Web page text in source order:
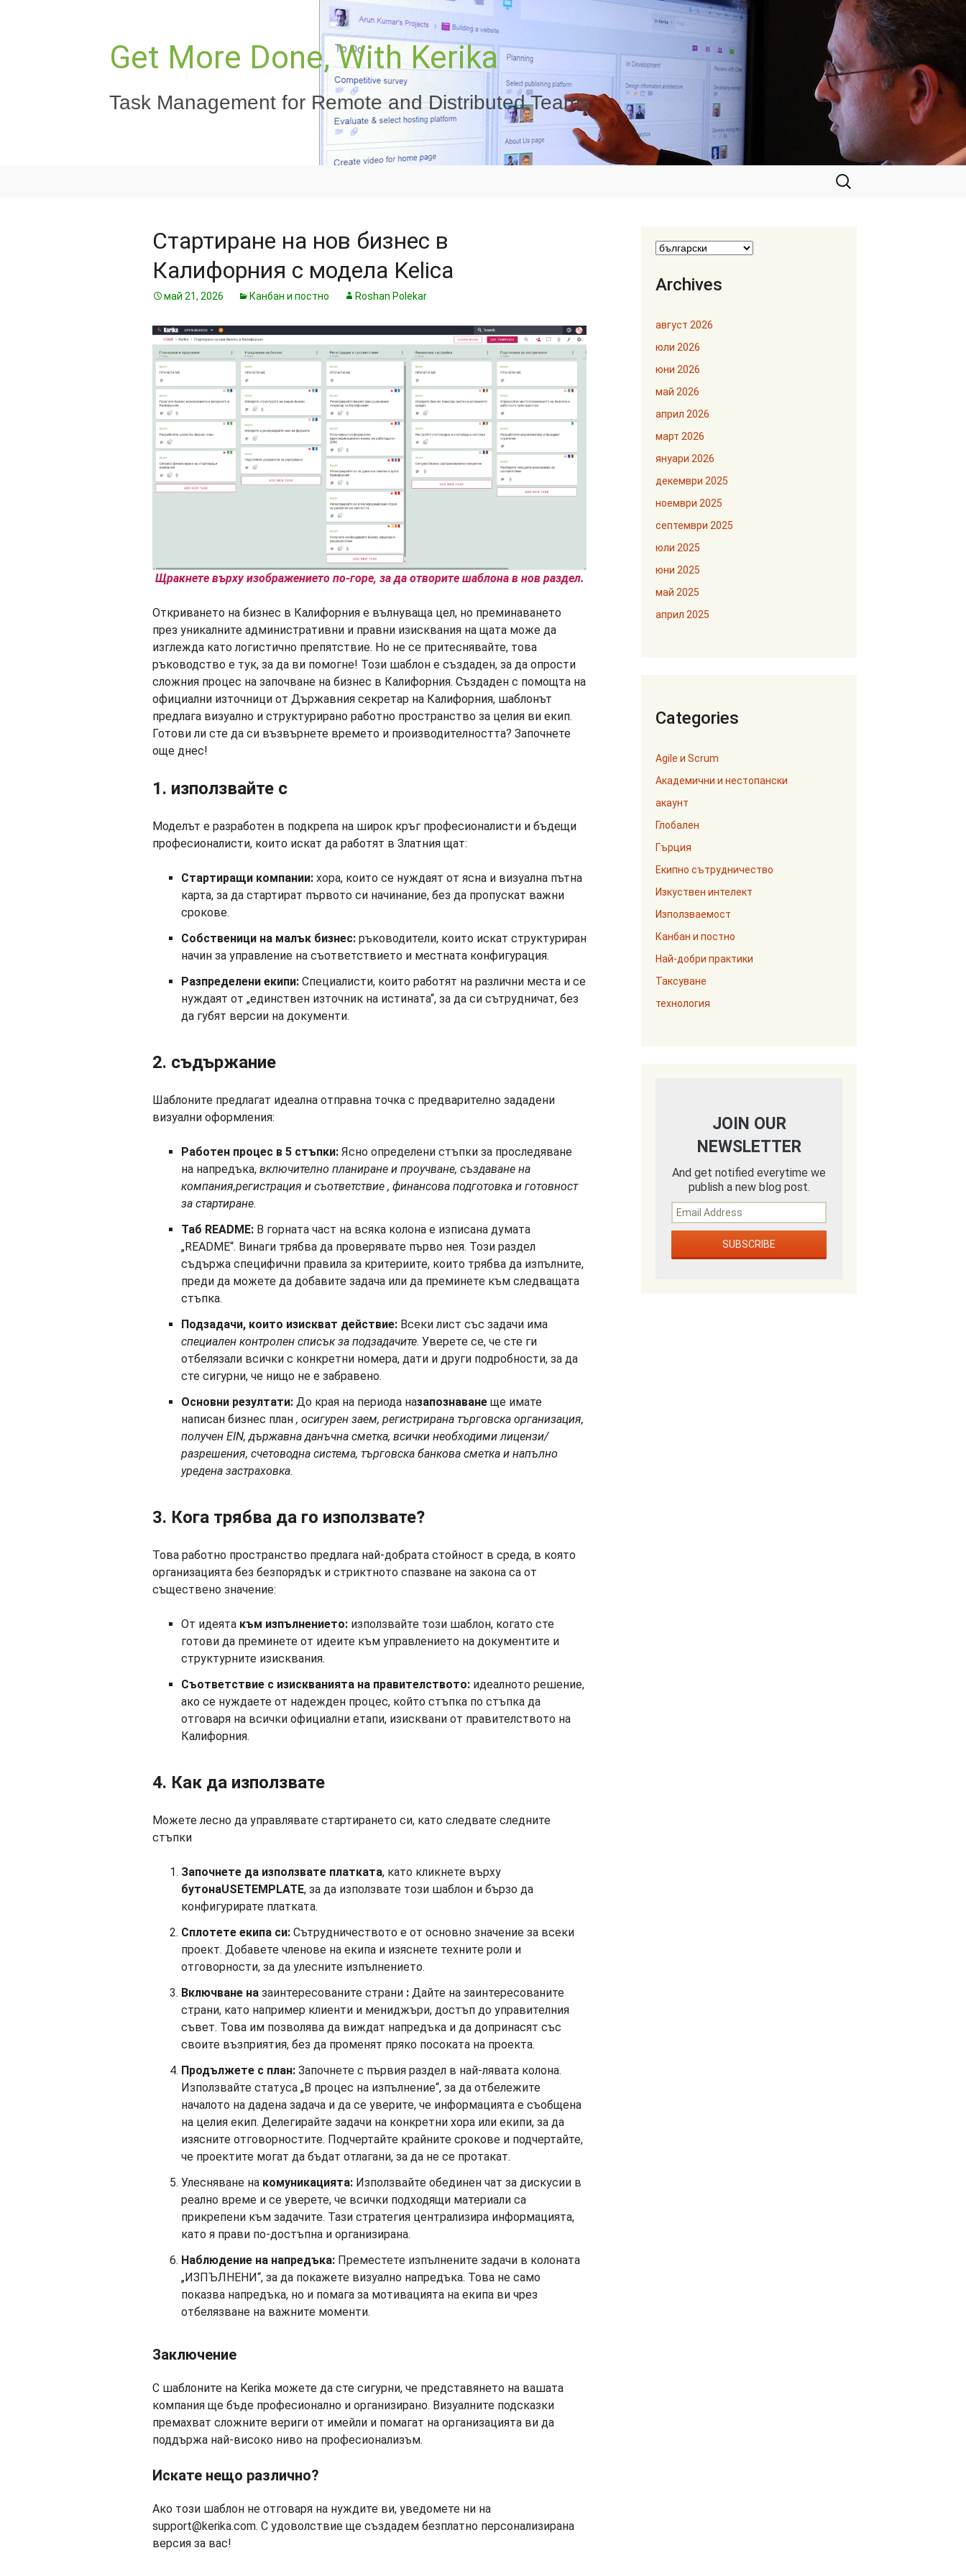
Get More Done, With Kerika
Task Management for Remote and Distributed Teams
Търсене
за:
Стартиране на нов бизнес в
Калифорния с модела Kelica
май 21, 2026 Канбан и постно Roshan Polekar
Щракнете върху изображението по-горе, за да отворите шаблона в нов раздел.
Откриването на бизнес в Калифорния е вълнуваща цел, но преминаването
през уникалните административни и правни изисквания на щата може да
изглежда като логистично препятствие. Но не се притеснявайте, това
ръководство е тук, за да ви помогне! Този шаблон е създаден, за да опрости
сложния процес на започване на бизнес в Калифорния. Създаден с помощта на
официални източници от Държавния секретар на Калифорния, шаблонът
предлага визуално и структурирано работно пространство за целия ви екип.
Готови ли сте да си възвърнете времето и производителността? Започнете
още днес!
1. използвайте с
Моделът е разработен в подкрепа на широк кръг професионалисти и бъдещи
професионалисти, които искат да работят в Златния щат:
Стартиращи компании: хора, които се нуждаят от ясна и визуална пътна
карта, за да стартират първото си начинание, без да пропускат важни
срокове.
Собственици на малък бизнес: ръководители, които искат структуриран
начин за управление на съответствието и местната конфигурация.
Разпределени екипи: Специалисти, които работят на различни места и се
нуждаят от „единствен източник на истината“, за да си сътрудничат, без
да губят версии на документи.
2. съдържание
Шаблоните предлагат идеална отправна точка с предварително зададени
визуални оформления:
Работен процес в 5 стъпки: Ясно определени стъпки за проследяване
на напредъка, включително планиране и проучване, създаване на
компания,регистрация и съответствие , финансова подготовка и готовност
за стартиране.
Таб README: В горната част на всяка колона е изписана думата
„README“. Винаги трябва да проверявате първо нея. Този раздел
съдържа специфични правила за критериите, които трябва да изпълните,
преди да можете да добавите задача или да преминете към следващата
стъпка.
Подзадачи, които изискват действие: Всеки лист със задачи има
специален контролен списък за подзадачите. Уверете се, че сте ги
отбелязали всички с конкретни номера, дати и други подробности, за да
сте сигурни, че нищо не е забравено.
Основни резултати: До края на периода назапознаване ще имате
написан бизнес план , осигурен заем, регистрирана търговска организация,
получен EIN, държавна данъчна сметка, всички необходими лицензи/
разрешения, счетоводна система, търговска банкова сметка и напълно
уредена застраховка.
3. Кога трябва да го използвате?
Това работно пространство предлага най-добрата стойност в среда, в която
организацията без безпорядък и стриктното спазване на закона са от
съществено значение:
От идеята към изпълнението: използвайте този шаблон, когато сте
готови да преминете от идеите към управлението на документите и
структурните изисквания.
Съответствие с изискванията на правителството: идеалното решение,
ако се нуждаете от надежден процес, който стъпка по стъпка да
отговаря на всички официални етапи, изисквани от правителството на
Калифорния.
4. Как да използвате
Можете лесно да управлявате стартирането си, като следвате следните
стъпки
Започнете да използвате платката, като кликнете върху
бутонаUSETEMPLATE, за да използвате този шаблон и бързо да
конфигурирате платката.
Сплотете екипа си: Сътрудничеството е от основно значение за всеки
проект. Добавете членове на екипа и изяснете техните роли и
отговорности, за да улесните изпълнението.
Включване на заинтересованите страни : Дайте на заинтересованите
страни, като например клиенти и мениджъри, достъп до управителния
съвет. Това им позволява да виждат напредъка и да допринасят със
своите възприятия, без да променят пряко посоката на проекта.
Продължете с план: Започнете с първия раздел в най-лявата колона.
Използвайте статуса „В процес на изпълнение“, за да отбележите
началото на дадена задача и да се уверите, че информацията е съобщена
на целия екип. Делегирайте задачи на конкретни хора или екипи, за да
изясните отговорностите. Подчертайте крайните срокове и подчертайте,
че проектите могат да бъдат отлагани, за да не се протакат.
Улесняване на комуникацията: Използвайте обединен чат за дискусии в
реално време и се уверете, че всички подходящи материали са
прикрепени към задачите. Тази стратегия централизира информацията,
като я прави по-достъпна и организирана.
Наблюдение на напредъка: Преместете изпълнените задачи в колоната
„ИЗПЪЛНЕНИ“, за да покажете визуално напредъка. Това не само
показва напредъка, но и помага за мотивацията на екипа ви чрез
отбелязване на важните моменти.
Заключение
С шаблоните на Kerika можете да сте сигурни, че представянето на вашата
компания ще бъде професионално и организирано. Визуалните подсказки
премахват сложните вериги от имейли и помагат на организацията ви да
поддържа най-високо ниво на професионализъм.
Искате нещо различно?
Ако този шаблон не отговаря на нуждите ви, уведомете ни на
support@kerika.com. С удоволствие ще създадем безплатно персонализирана
версия за вас!
Archives
август 2026
юли 2026
юни 2026
май 2026
април 2026
март 2026
януари 2026
декември 2025
ноември 2025
септември 2025
юли 2025
юни 2025
май 2025
април 2025
Categories
Agile и Scrum
Академични и нестопански
акаунт
Глобален
Гърция
Екипно сътрудничество
Изкуствен интелект
Използваемост
Канбан и постно
Най-добри практики
Таксуване
технология
JOIN OUR
NEWSLETTER
And get notified everytime we
publish a new blog post.